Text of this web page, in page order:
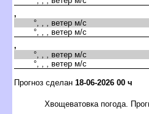
,
°, , , ветер м/с
°, , , ветер м/с
,
°, , , ветер м/с
°, , , ветер м/с
Прогноз сделан 18-06-2026 00 ч
Хвощеватовка погода.